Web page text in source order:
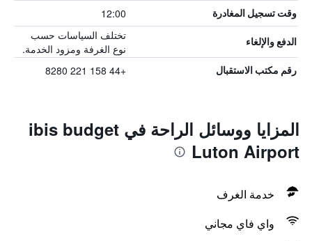
وقت تسجيل المغادرة 12:00
الدفع والإلغاء
تختلف السياسات حسب
نوع الغرفة ومزود الخدمة.
رقم مكتب الاستقبال +44 158 221 8280
المزايا ووسائل الراحة في ibis budget
Luton Airport
خدمة الغرف
واي فاي مجاني